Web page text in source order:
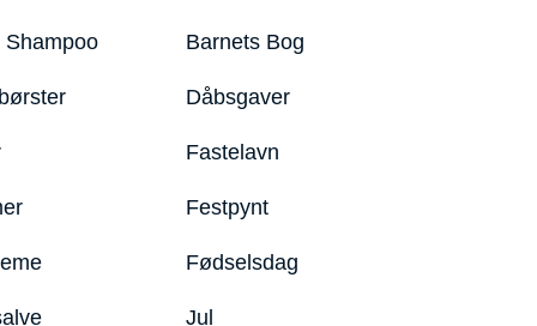
Shampoo Barnets Bog
Dåbsgaver
Fastelavn
Festpynt
Fødselsdag
Jul